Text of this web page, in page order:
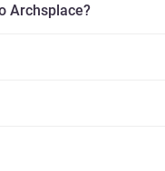
Archsplace?